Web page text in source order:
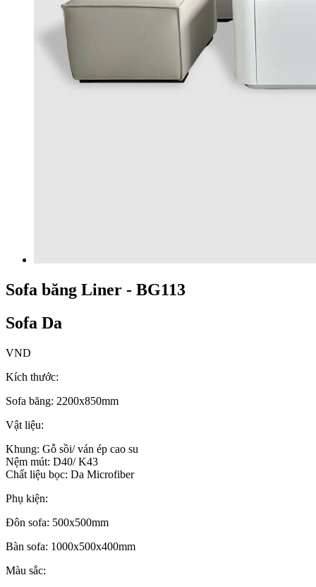
Sofa băng Liner - BG113
Sofa Da
VND
Kích thước:
Sofa băng: 2200x850mm
Vật liệu:
Khung: Gỗ sồi/ ván ép cao su
Nệm mút: D40/ K43
Chất liệu bọc: Da Microfiber
Phụ kiện:
Đôn sofa: 500x500mm
Bàn sofa: 1000x500x400mm
Màu sắc: